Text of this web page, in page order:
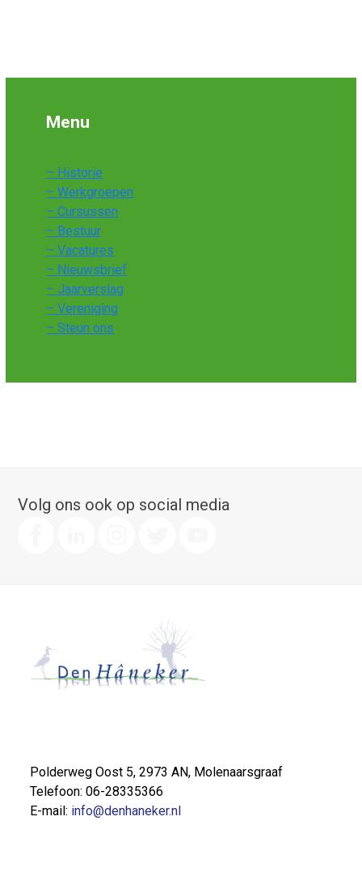
Menu
– Historie
– Werkgroepen
– Cursussen
– Bestuur
– Vacatures
– Nieuwsbrief
– Jaarverslag
– Vereniging
– Steun ons
Volg ons ook op social media
Polderweg Oost 5, 2973 AN, Molenaarsgraaf
Telefoon: 06-28335366
E-mail: info@denhaneker.nl